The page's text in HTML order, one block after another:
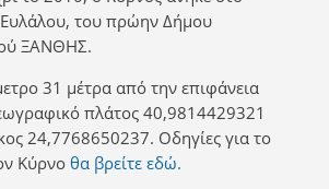
Ευλάλου, του πρώην Δήμου
ΞΑΝΘΗΣ.
31 μέτρα από την επιφάνεια
πλάτος 40,9814429321
24,7768650237. Οδηγίες για το
Κύρνο θα βρείτε εδώ.